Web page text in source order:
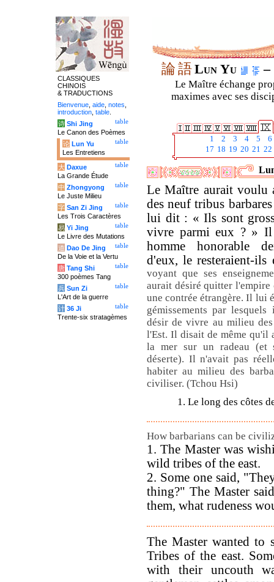
論語Lun Yu –
Le Maître échange
maximes avec ses
1 2 3 4 5
6
17 18 19 20 21 22
Le Maître aurait voulu
des neuf tribus
lui dit : « Ils sont
vivre parmi eux ? »
homme honorable
d'eux, le resteraient-
voyant que ses
aurait désiré quitter l'empire
une contrée étrangère. Il lui
gémissements par
désir de vivre au milieu
l'Est. Il disait de même qu'il
la mer sur un radeau (et
déserte). Il n'avait pas
habiter au milieu des
civiliser. (Tchou Hsi)
1. Le long des côtes
How barbarians can be
1. The Master was
wild tribes of the east.
2. Some one said,
thing?" The Master
them, what rudeness
The Master wanted to
Tribes of the east.
with their uncouth
CLASSIQUES
CHINOIS
& TRADUCTIONS
Bienvenue aide notes
introduction table
table
诗 Shi Jing
Le Canon des Poèmes
table
论 Lun Yu
Les Entretiens
table
大 Daxue
La Grande Étude
table
中 Zhongyong
Le Juste Milieu
table
字 San Zi Jing
Les Trois Caractères
table
易 Yi Jing
Le Livre des Mutations
table
道 Dao De Jing
De la Voie et la Vertu
table
唐 Tang Shi
300 poèmes Tang
table
兵 Sun Zi
L'Art de la guerre
table
计 36 Ji
Trente-six stratagèmes